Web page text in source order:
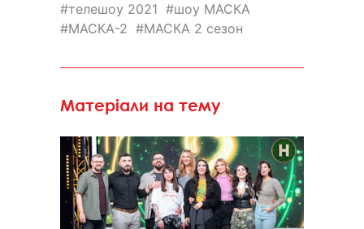
телешоу 2021
шоу МАСКА
МАСКА-2
МАСКА 2 сезон
Матеріали на тему